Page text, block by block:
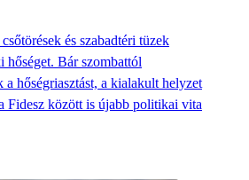
és szabadtéri tüzek
hőséget. Bár szombattól
hőségriasztást, a kialakult helyzet
Fidesz között is újabb politikai vita